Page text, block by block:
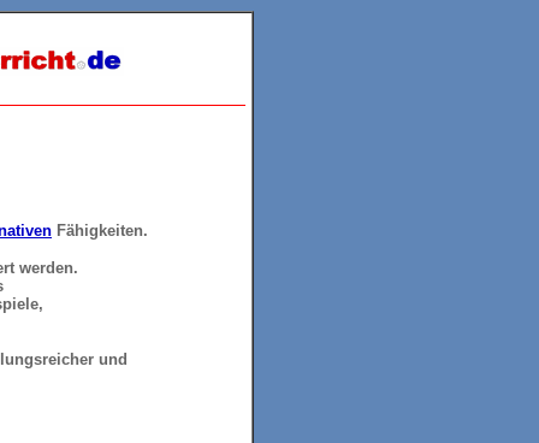
Fähigkeiten.
werden.
und